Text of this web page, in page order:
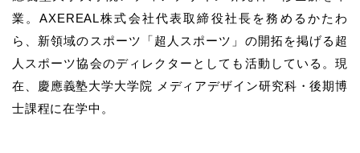
業。AXEREAL株式会社代表取締役社長を務めるかたわ
ら、新領域のスポーツ「超人スポーツ」の開拓を掲げる超
人スポーツ協会のディレクターとしても活動している。現
在、慶應義塾大学大学院 メディアデザイン研究科・後期博
士課程に在学中。